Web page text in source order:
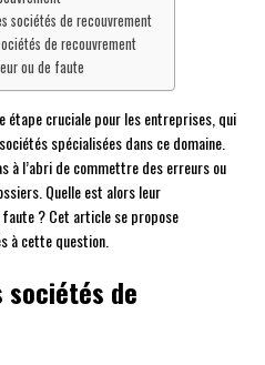
sociétés de recouvrement
de recouvrement
ou de faute
étape cruciale pour les entreprises, qui
spécialisées dans ce domaine.
à l’abri de commettre des erreurs ou
Quelle est alors leur
? Cet article se propose
à cette question.
sociétés de